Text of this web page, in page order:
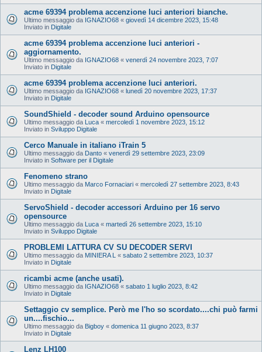
acme 69394 problema accenzione luci anteriori bianche.
Ultimo messaggio da IGNAZIO68 « giovedì 14 dicembre 2023, 15:48
Inviato in Digitale
acme 69394 problema accenzione luci anteriori -
aggiornamento.
Ultimo messaggio da IGNAZIO68 « venerdì 24 novembre 2023, 7:07
Inviato in Digitale
acme 69394 problema accenzione luci anteriori.
Ultimo messaggio da IGNAZIO68 « lunedì 20 novembre 2023, 17:37
Inviato in Digitale
SoundShield - decoder sound Arduino opensource
Ultimo messaggio da Luca « mercoledì 1 novembre 2023, 15:12
Inviato in Sviluppo Digitale
Cerco Manuale in italiano iTrain 5
Ultimo messaggio da Danto « venerdì 29 settembre 2023, 23:09
Inviato in Software per il Digitale
Fenomeno strano
Ultimo messaggio da Marco Fornaciari « mercoledì 27 settembre 2023, 8:43
Inviato in Digitale
ServoShield - decoder accessori Arduino per 16 servo
opensource
Ultimo messaggio da Luca « martedì 26 settembre 2023, 15:10
Inviato in Sviluppo Digitale
PROBLEMI LATTURA CV SU DECODER SERVI
Ultimo messaggio da MINIERA L « sabato 2 settembre 2023, 10:37
Inviato in Digitale
ricambi acme (anche usati).
Ultimo messaggio da IGNAZIO68 « sabato 1 luglio 2023, 8:42
Inviato in Digitale
Settaggio cv semplice. Però me l'ho so scordato....chi può farmi
un....fischio...
Ultimo messaggio da Bigboy « domenica 11 giugno 2023, 8:37
Inviato in Digitale
Lenz LH100